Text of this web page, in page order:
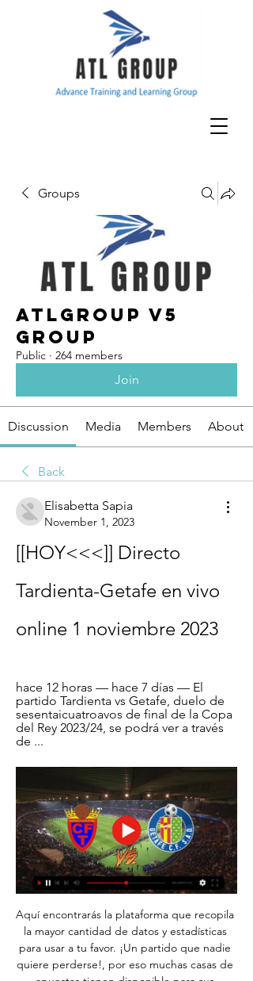
Groups
ATLGroup v5
Group
Public · 264 members
Join
Discussion Media Members About
Back
Elisabetta Sapia
November 1, 2023
[[HOY<<<]] Directo
Tardienta-Getafe en vivo
online 1 noviembre 2023
hace 12 horas — hace 7 días — El
partido Tardienta vs Getafe, duelo de
sesentaicuatroavos de final de la Copa
del Rey 2023/24, se podrá ver a través
de ...
Aquí encontrarás la plataforma que recopila
la mayor cantidad de datos y estadísticas
para usar a tu favor. ¡Un partido que nadie
quiere perderse!, por eso muchas casas de